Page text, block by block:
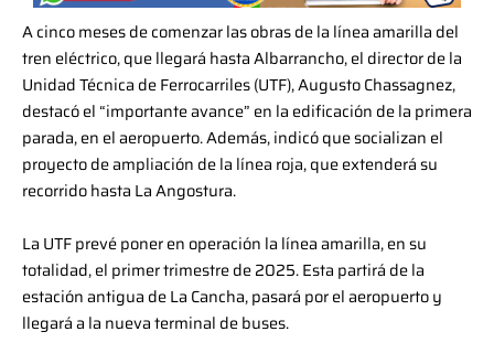
A cinco meses de comenzar las obras de la línea amarilla del
tren eléctrico, que llegará hasta Albarrancho, el director de la
Unidad Técnica de Ferrocarriles (UTF), Augusto Chassagnez,
destacó el “importante avance” en la edificación de la primera
parada, en el aeropuerto. Además, indicó que socializan el
proyecto de ampliación de la línea roja, que extenderá su
recorrido hasta La Angostura.
La UTF prevé poner en operación la línea amarilla, en su
totalidad, el primer trimestre de 2025. Esta partirá de la
estación antigua de La Cancha, pasará por el aeropuerto y
llegará a la nueva terminal de buses.